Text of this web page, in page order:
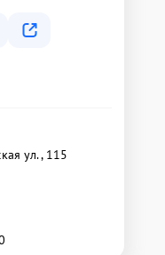
ул., 115